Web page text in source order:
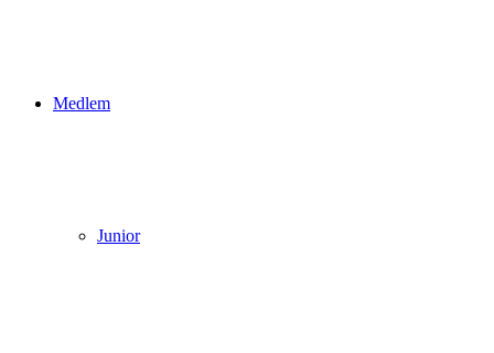
Medlem
Junior